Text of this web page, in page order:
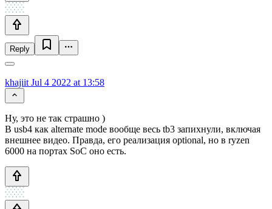
Reply
khajiit Jul 4 2022 at 13:58
Ну, это не так страшно )
В usb4 как alternate mode вообще весь tb3 запихнули, включая
внешнее видео. Правда, его реализация optional, но в ryzen
6000 на портах SoC оно есть.